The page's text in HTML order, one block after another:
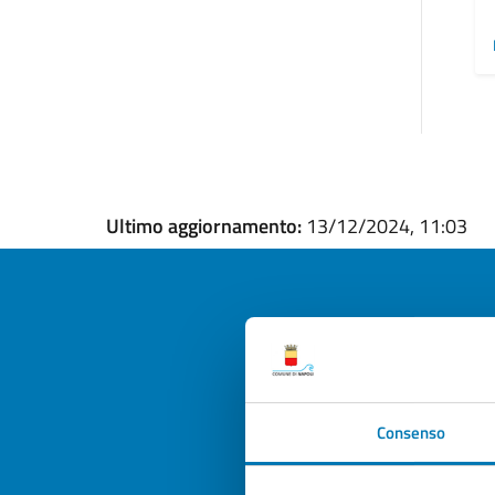
Consenso
Ultimo aggiornamento: 13/12/2024, 11:03
Valuta la